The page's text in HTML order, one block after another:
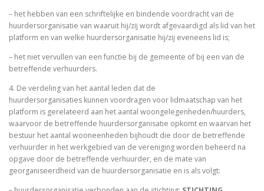
– het hebben van een schriftelijke en bindende voordracht van de
huurdersorganisatie van waaruit hij/zij wordt afgevaardigd als lid van het
platform en van welke huurdersorganisatie hij/zij eveneens lid is;
– het niet vervullen van een functie bij de gemeente of bij een van de
betreffende verhuurders.
4. De verdeling van het aantal leden dat de
huurdersorganisaties kunnen voordragen voor lidmaatschap van het
platform is gerelateerd aan het aantal woongelegenheden/huurders,
waarvoor de betreffende huurdersorganisatie opkomt en waarvan het
bestuur het aantal wooneenheden bijhoudt die door de betreffende
verhuurder in het werkgebied van de vereniging worden beheerd na
opgave door de betreffende verhuurder, en de mate van
georganiseerdheid van de huurdersorganisatie en is als volgt: